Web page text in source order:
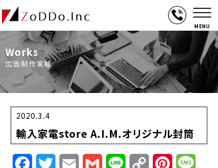
MENU
Works
広告制作実績
2020.3.4
輸入家電store A.I.M.オリジナル封筒
FacebookTwitterEmail Gmail Line
Copy
Pinterest